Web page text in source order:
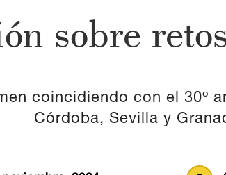
sobre
coincidiendo con el 30º
Córdoba, Sevilla y